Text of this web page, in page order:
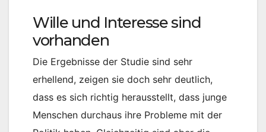
Wille und Interesse sind
vorhanden
Die Ergebnisse der Studie sind sehr
erhellend, zeigen sie doch sehr deutlich,
dass es sich richtig herausstellt, dass junge
Menschen durchaus ihre Probleme mit der